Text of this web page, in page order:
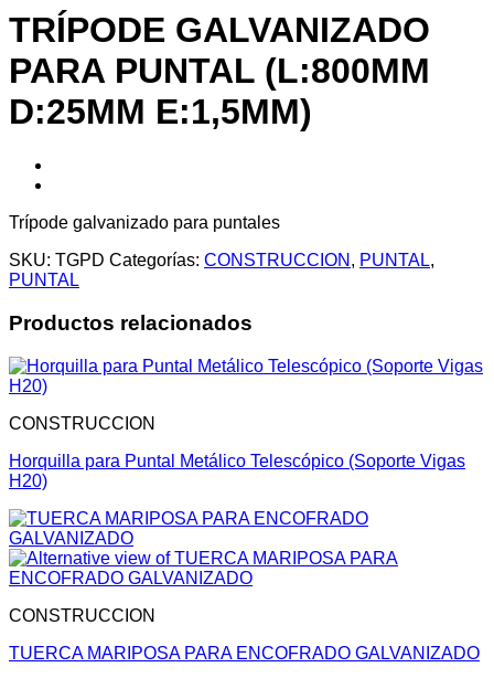
TRÍPODE GALVANIZADO
PARA PUNTAL (L:800MM
D:25MM E:1,5MM)
Trípode galvanizado para puntales
SKU: TGPD Categorías: CONSTRUCCION , PUNTAL,
PUNTAL
Productos relacionados
CONSTRUCCION
Horquilla para Puntal Metálico Telescópico (Soporte Vigas
H20)
CONSTRUCCION
TUERCA MARIPOSA PARA ENCOFRADO GALVANIZADO